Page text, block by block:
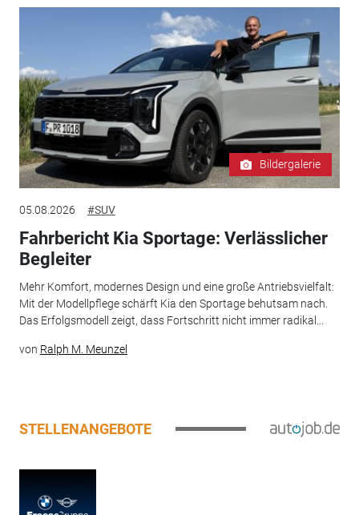
Bildergalerie
05.08.2026 #SUV
Fahrbericht Kia Sportage: Verlässlicher
Begleiter
Mehr Komfort, modernes Design und eine große Antriebsvielfalt:
Mit der Modellpflege schärft Kia den Sportage behutsam nach.
Das Erfolgsmodell zeigt, dass Fortschritt nicht immer radikal...
von Ralph M. Meunzel
STELLENANGEBOTE